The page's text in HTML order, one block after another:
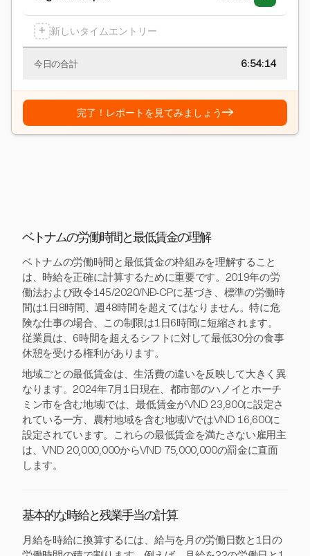
+ 新しいタイムエントリー
今日の合計 6:54:15
完了！レポートを見てみましょう→
ベトナムの労働時間と最低賃金の理解
ベトナムの労働時間と最低賃金の枠組みを理解すること
は、時給を正確に計算するために重要です。2019年の労
働法および政令145/2020/NĐ-CPに基づき、標準の労働時
間は1日8時間、週48時間を超えてはなりません。特に危
険な仕事の場合、この制限は1日6時間に短縮されます。
従業員は、6時間を超えるシフトに対して最低30分の食事
休憩を受ける権利があります。
地域ごとの最低賃金は、生活費の違いを反映して大きく異
なります。2024年7月1日現在、都市部のハノイとホーチ
ミン市を含む地域Iでは、最低賃金がVND 23,800に設定さ
れている一方、農村地域を含む地域IVではVND 16,600に
設定されています。これらの最低賃金を満たさない雇用主
は、VND 20,000,000からVND 75,000,000の罰金に直面
します。
基本的な時給と残業手当の計算
月給を時給に換算するには、給与を月の労働日数と1日の